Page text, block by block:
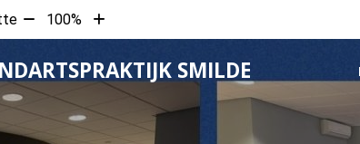
Tekst
verkleinen
10%
100%
Tekst
vergroten
10%
SMILDE